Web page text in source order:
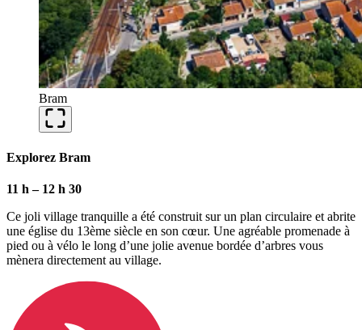
Bram
Explorez Bram
11 h – 12 h 30
Ce joli village tranquille a été construit sur un plan circulaire et abrite
une église du 13ème siècle en son cœur. Une agréable promenade à
pied ou à vélo le long d’une jolie avenue bordée d’arbres vous
mènera directement au village.